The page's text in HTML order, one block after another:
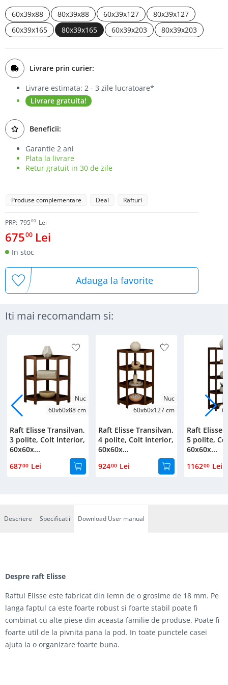
60x39x88
80x39x88 60x39x127
80x39x127
60x39x165
80x39x165 60x39x203 80x39x203
Livrare prin curier:
Livrare estimata: 2 - 3 zile lucratoare*
Livrare gratuita!
Beneficii:
Garantie 2 ani
Plata la livrare
Retur gratuit in 30 de zile
Produse complementare Deal Rafturi
PRP: 79500 Lei
67500 Lei
In stoc
Adauga la favorite
Iti mai recomandam si:
Nuc
60x60x88 cm
Raft Elisse Transilvan,
3 polite, Colt Interior,
60x60x...
68700 Lei
Nuc
60x60x127 cm
Raft Elisse Transilvan,
4 polite, Colt Interior,
60x60x...
92400 Lei
Raft Elisse
5 polite,
60x60x...
116200 Lei
Descriere Specificatii Download User manual
Despre raft Elisse
Raftul Elisse este fabricat din lemn de o grosime de 18 mm. Pe
langa faptul ca este foarte robust si foarte stabil poate fi
combinat cu alte piese din aceasta familie de produse. Poate fi
foarte util de la pivnita pana la pod. In toate punctele casei
ajuta la o organizare foarte buna.
Bufet
Biblioteca